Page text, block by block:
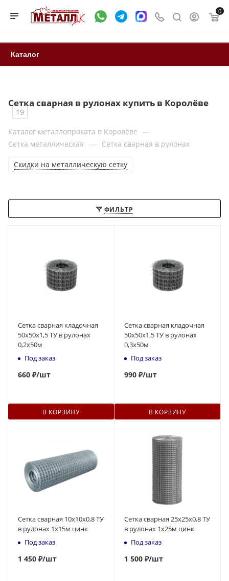
0
Каталог
Сетка сварная в рулонах купить в Королёве
19
Каталог металлопроката в Королёве —
Сетка металлическая — Сетка сварная в рулонах
Скидки на металлическую сетку
ФИЛЬТР
Сетка сварная кладочная
50х50х1,5 ТУ в рулонах
0,2х50м
Под заказ
660 ₽/шт
В КОРЗИНУ
Сетка сварная кладочная
50х50х1,5 ТУ в рулонах
0,3х50м
Под заказ
990 ₽/шт
В КОРЗИНУ
Сетка сварная 10х10х0,8 ТУ
в рулонах 1х15м цинк
Под заказ
1 450 ₽/шт
Сетка сварная 25х25х0,8 ТУ
в рулонах 1x25м цинк
Под заказ
1 500 ₽/шт